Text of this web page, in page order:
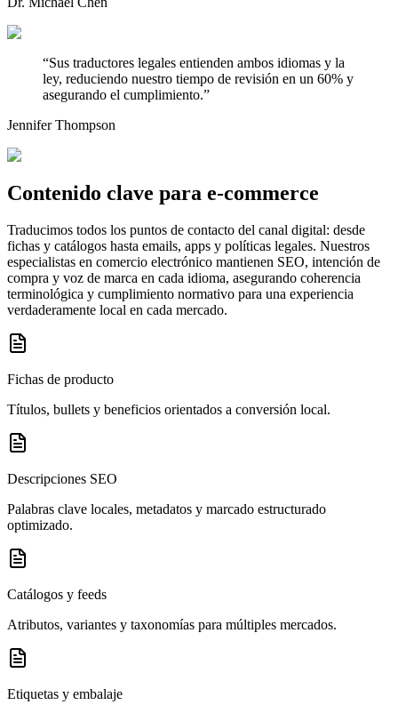
“Sus traductores legales entienden ambos idiomas y la
ley, reduciendo nuestro tiempo de revisión en un 60% y
asegurando el cumplimiento.”
Jennifer Thompson
Contenido clave para e‑commerce
Traducimos todos los puntos de contacto del canal digital: desde
fichas y catálogos hasta emails, apps y políticas legales. Nuestros
especialistas en comercio electrónico mantienen SEO, intención de
compra y voz de marca en cada idioma, asegurando coherencia
terminológica y cumplimiento normativo para una experiencia
verdaderamente local en cada mercado.
Fichas de producto
Títulos, bullets y beneficios orientados a conversión local.
Descripciones SEO
Palabras clave locales, metadatos y marcado estructurado
optimizado.
Catálogos y feeds
Atributos, variantes y taxonomías para múltiples mercados.
Etiquetas y embalaje